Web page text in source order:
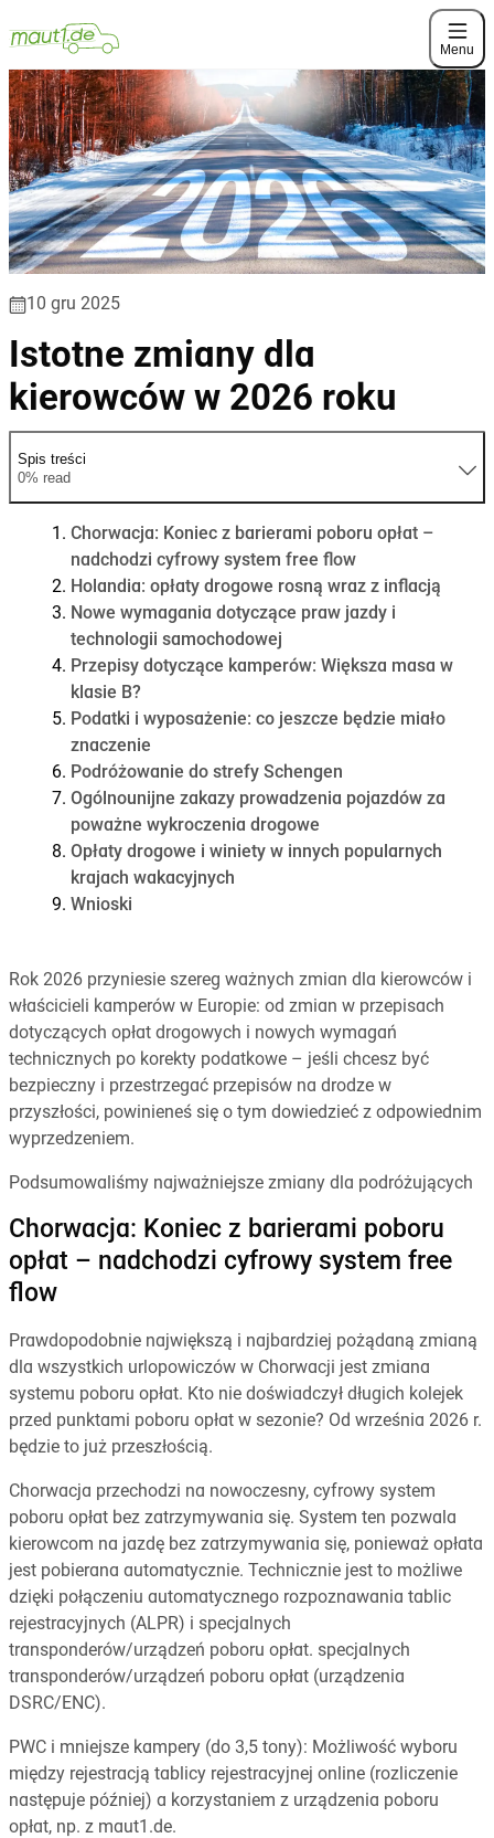
Menu
10 gru 2025
Istotne zmiany dla
kierowców w 2026 roku
Spis treści
0% read
Chorwacja: Koniec z barierami poboru opłat –
nadchodzi cyfrowy system free flow
Holandia: opłaty drogowe rosną wraz z inflacją
Nowe wymagania dotyczące praw jazdy i
technologii samochodowej
Przepisy dotyczące kamperów: Większa masa w
klasie B?
Podatki i wyposażenie: co jeszcze będzie miało
znaczenie
Podróżowanie do strefy Schengen
Ogólnounijne zakazy prowadzenia pojazdów za
poważne wykroczenia drogowe
Opłaty drogowe i winiety w innych popularnych
krajach wakacyjnych
Wnioski
Rok 2026 przyniesie szereg ważnych zmian dla kierowców i
właścicieli kamperów w Europie: od zmian w przepisach
dotyczących opłat drogowych i nowych wymagań
technicznych po korekty podatkowe – jeśli chcesz być
bezpieczny i przestrzegać przepisów na drodze w
przyszłości, powinieneś się o tym dowiedzieć z odpowiednim
wyprzedzeniem.
Podsumowaliśmy najważniejsze zmiany dla podróżujących
Chorwacja: Koniec z barierami poboru
opłat – nadchodzi cyfrowy system free
flow
Prawdopodobnie największą i najbardziej pożądaną zmianą
dla wszystkich urlopowiczów w Chorwacji jest zmiana
systemu poboru opłat. Kto nie doświadczył długich kolejek
przed punktami poboru opłat w sezonie? Od września 2026 r.
będzie to już przeszłością.
Chorwacja przechodzi na nowoczesny, cyfrowy system
poboru opłat bez zatrzymywania się. System ten pozwala
kierowcom na jazdę bez zatrzymywania się, ponieważ opłata
jest pobierana automatycznie. Technicznie jest to możliwe
dzięki połączeniu automatycznego rozpoznawania tablic
rejestracyjnych (ALPR) i specjalnych
transponderów/urządzeń poboru opłat. specjalnych
transponderów/urządzeń poboru opłat (urządzenia
DSRC/ENC).
PWC i mniejsze kampery (do 3,5 tony): Możliwość wyboru
między rejestracją tablicy rejestracyjnej online (rozliczenie
następuje później) a korzystaniem z urządzenia poboru
opłat, np. z maut1.de.